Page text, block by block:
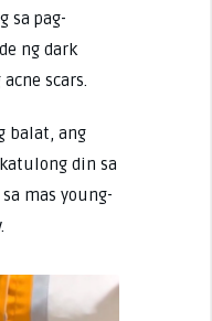
sa pag-
ng dark
scars.
balat, ang
din sa
mas young-